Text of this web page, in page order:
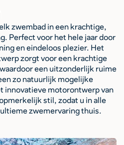
zwembad in een krachtige,
Perfect voor het hele jaar door
en eindeloos plezier. Het
zorgt voor een krachtige
een uitzonderlijk ruime
zo natuurlijk mogelijke
innovatieve motorontwerp van
stil, zodat u in alle
zwemervaring thuis.